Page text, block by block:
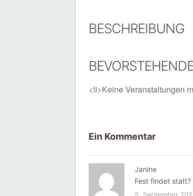
BESCHREIBUNG
<li>Keine Veranstaltungen
Ein Kommentar
Janine
Fest findet statt?